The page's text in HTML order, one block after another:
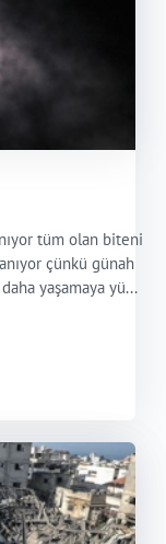
tüm olan biteni
çünkü günah
yaşamaya yü...